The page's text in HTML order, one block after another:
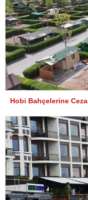
Hobi Bahçelerine Ceza